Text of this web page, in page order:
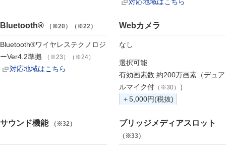
Bluetooth® （※20）（※22）
Bluetooth®ワイヤレステクノロジ
ーVer4.2準拠
（※23）（※24）
対応地域はこちら
Webカメラ
なし
選択可能
有効画素数 約200万画素（デュア
ルマイク付 （※30）
）
＋5,000円(税抜)
サウンド機能 （※32） ブリッジメディアスロット
（※33）